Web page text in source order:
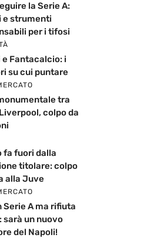
la Serie A:
e strumenti
per i tifosi
e Fantacalcio: i
su cui puntare
tra
colpo da
fa fuori dalla
titolare: colpo
alla Juve
Serie A ma rifiuta
sarà un nuovo
del Napoli!